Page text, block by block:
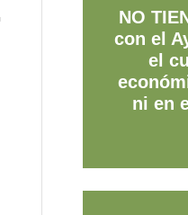
NO
con el
el
ni en